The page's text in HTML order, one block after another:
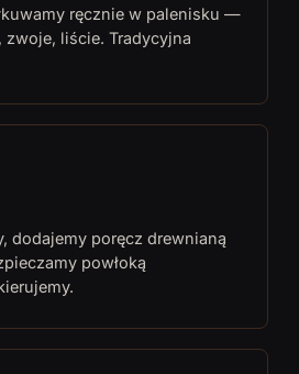
ręcznie w palenisku —
zwoje, liście. Tradycyjna
dodajemy poręcz drewnianą
powłoką